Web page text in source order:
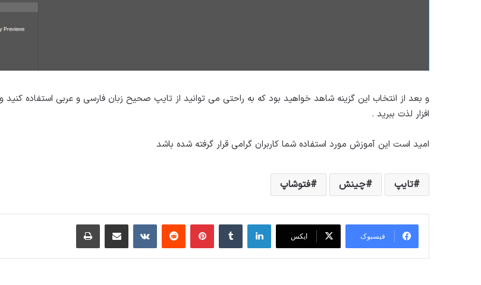
و بعد از انتخاب این گزینه شاهد خواهید بود که به راحتی می توانید از تایپ صحیح زبان فارسی و عربی استفاده کنید و
افزار لذت ببرید .
امید است این آموزش مورد استفاده شما کاربران گرامی قرار گرفته شده باشد
تایپ چینش فتوشاپ
فیسبوک ایکس
لینکداینتامبلر پینتریستReddit
VKontakteاشتراک گذاری با ایمیل چاپ